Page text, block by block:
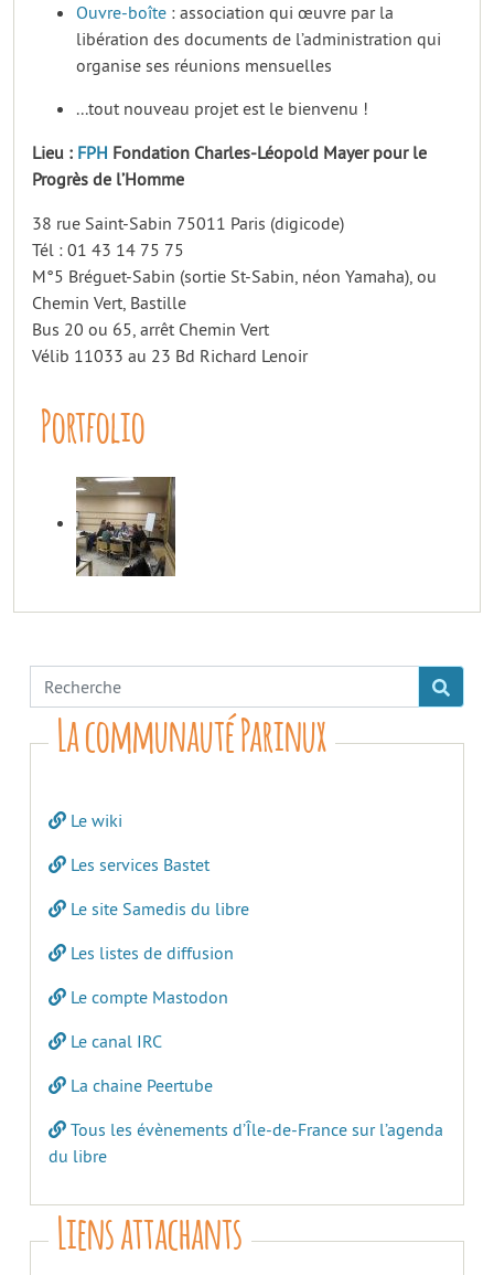
Ouvre-boîte : association qui œuvre par la
libération des documents de l’administration qui
organise ses réunions mensuelles
...tout nouveau projet est le bienvenu !
Lieu : FPH Fondation Charles-Léopold Mayer pour le
Progrès de l’Homme
38 rue Saint-Sabin 75011 Paris (digicode)
Tél : 01 43 14 75 75
M°5 Bréguet-Sabin (sortie St-Sabin, néon Yamaha), ou
Chemin Vert, Bastille
Bus 20 ou 65, arrêt Chemin Vert
Vélib 11033 au 23 Bd Richard Lenoir
Portfolio
La communauté Parinux
Le wiki
Les services Bastet
Le site Samedis du libre
Les listes de diffusion
Le compte Mastodon
Le canal IRC
La chaine Peertube
Tous les évènements d’Île-de-France sur l’agenda
du libre
Liens attachants